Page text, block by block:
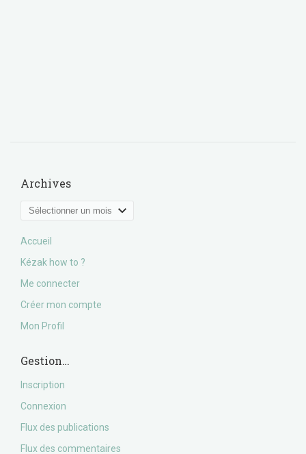
Archives
Archives
Accueil
Kézak how to ?
Me connecter
Créer mon compte
Mon Profil
Gestion…
Inscription
Connexion
Flux des publications
Flux des commentaires